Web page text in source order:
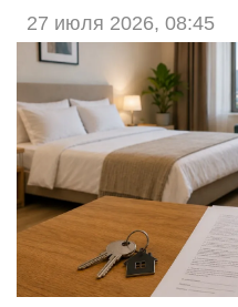
27 июля 2026, 08:45